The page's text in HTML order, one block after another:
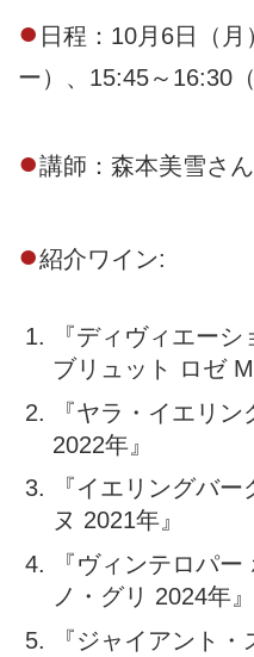
● 日程：10月6日（
ー）、15:45～16:30
●講師：森本美雪さ
●紹介ワイン:
『ディヴィエー
ブリュット ロゼ
『ヤラ・イエリ
2022年』
『イエリングバ
ヌ 2021年』
『ヴィンテロパ
ノ・グリ 2024年』
『ジャイアント